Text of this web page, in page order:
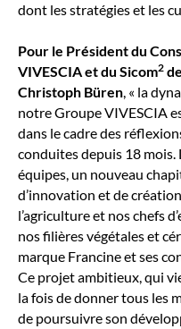
dont les stratégies et les
Pour le Président du
VIVESCIA et du Sicom2
Christoph Büren, « la
notre Groupe VIVESCIA
dans le cadre des
conduites depuis 18 mois.
équipes, un nouveau
d’innovation et de
l’agriculture et nos chefs
nos filières végétales et
marque Francine et ses
Ce projet ambitieux, qui
la fois de donner tous les
de poursuivre son